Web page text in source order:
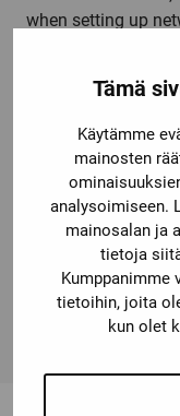
Tämä
Käytämme
mainosten
analysoimiseen.
mainosalan ja
tietoja
Kumppanimme
tietoihin, joita
kun olet
when setting up
machines and
subordinate
design, modular
save space in the
configuration
and can therefore
operating concept
services for all
lower